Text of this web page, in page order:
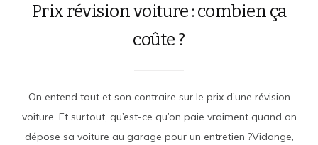
Prix révision voiture : combien ça
coûte ?
On entend tout et son contraire sur le prix d’une révision
voiture. Et surtout, qu’est-ce qu’on paie vraiment quand on
dépose sa voiture au garage pour un entretien ?Vidange,